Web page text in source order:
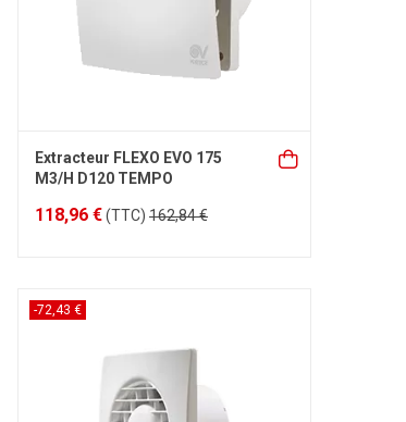
Extracteur FLEXO EVO 175
M3/H D120 TEMPO
118,96 €(TTC) 162,84 €
-72,43 €